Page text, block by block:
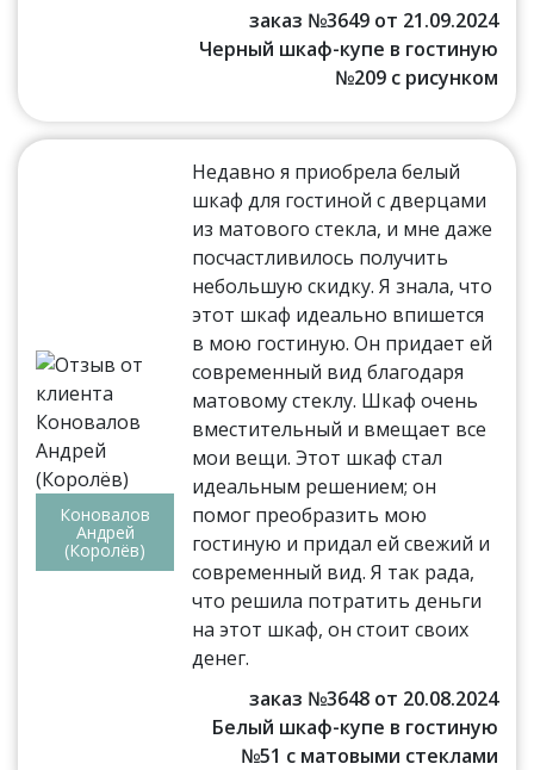
заказ №3649 от 21.09.2024
Черный шкаф-купе в гостиную
№209 с рисунком
Коновалов
Андрей
(Королёв)
Недавно я приобрела белый
шкаф для гостиной с дверцами
из матового стекла, и мне даже
посчастливилось получить
небольшую скидку. Я знала, что
этот шкаф идеально впишется
в мою гостиную. Он придает ей
современный вид благодаря
матовому стеклу. Шкаф очень
вместительный и вмещает все
мои вещи. Этот шкаф стал
идеальным решением; он
помог преобразить мою
гостиную и придал ей свежий и
современный вид. Я так рада,
что решила потратить деньги
на этот шкаф, он стоит своих
денег.
заказ №3648 от 20.08.2024
Белый шкаф-купе в гостиную
№51 с матовыми стеклами